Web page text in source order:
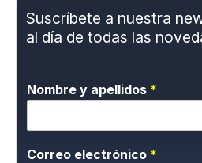
Suscríbete a nuestra
al día de todas las
Nombre y apellidos *
Correo electrónico *